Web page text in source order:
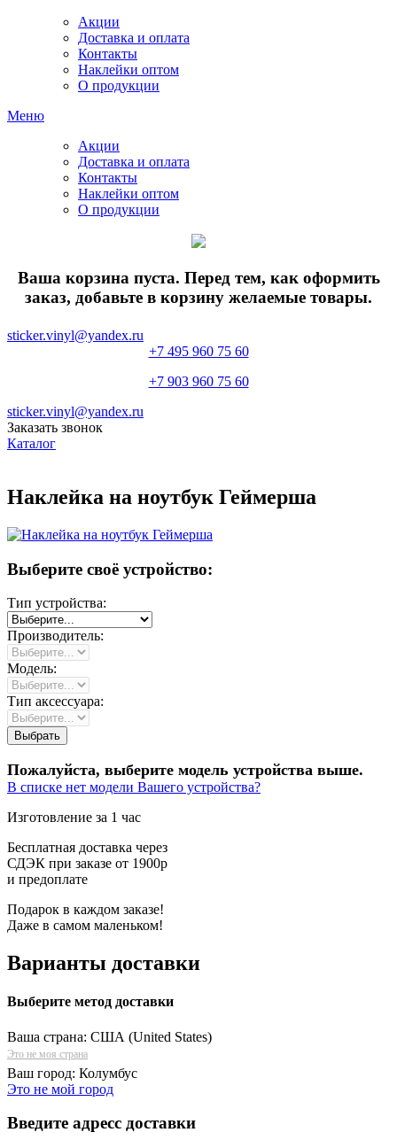
Акции
Доставка и оплата
Контакты
Наклейки оптом
О продукции
Меню
Акции
Доставка и оплата
Контакты
Наклейки оптом
О продукции
Ваша корзина пуста. Перед тем, как оформить
заказ, добавьте в корзину желаемые товары.
sticker.vinyl@yandex.ru
+7 495 960 75 60
+7 903 960 75 60
sticker.vinyl@yandex.ru
Заказать звонок
Каталог
Наклейка на ноутбук Геймерша
Выберите своё устройство:
Тип устройства:
Производитель:
Модель:
Тип аксессуара:
Пожалуйста, выберите модель устройства выше.
В списке нет модели Вашего устройства?
Изготовление за 1 час
Бесплатная доставка через
СДЭК при заказе от 1900р
и предоплате
Подарок в каждом заказе!
Даже в самом маленьком!
Варианты доставки
Выберите метод доставки
Ваша страна: США (United States)
Это не моя страна
Ваш город: Колумбус
Это не мой город
Введите адресс доставки